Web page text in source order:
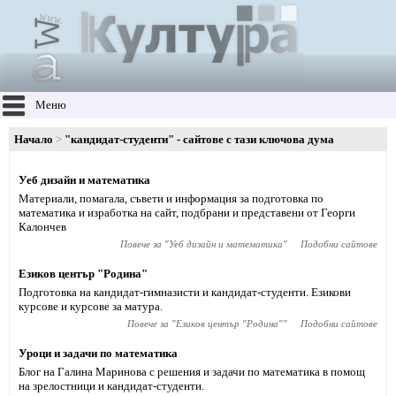
Меню
Начало "кандидат-студенти" - сайтове с тази ключова дума
Уеб дизайн и математика
Материали, помагала, съвети и информация за подготовка по
математика и изработка на сайт, подбрани и представени от Георги
Калончев
Повече за "Уеб дизайн и математика" Подобни сайтове
Езиков център "Родина"
Подготовка на кандидат-гимназисти и кандидат-студенти. Езикови
курсове и курсове за матура.
Повече за "Езиков център "Родина"" Подобни сайтове
Уроци и задачи по математика
Блог на Галина Маринова с решения и задачи по математика в помощ
на зрелостници и кандидат-студенти.